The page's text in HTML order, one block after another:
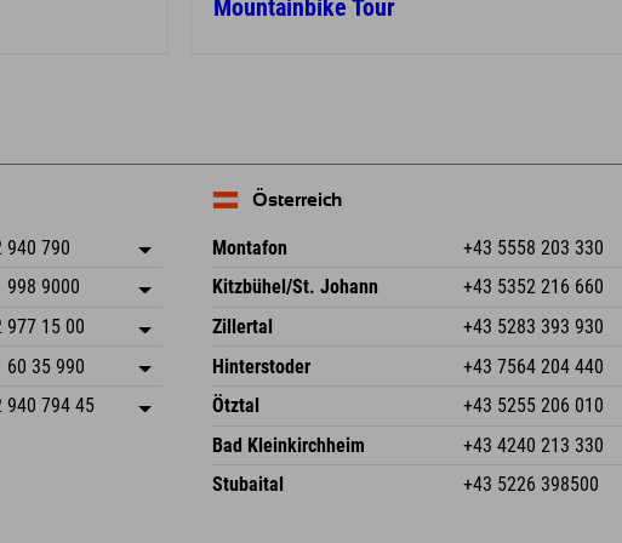
Mountainbike Tour
940 790
speichern
998 9000
speichern
977 15 00
speichern
60 35 990
speichern
940 794 45
Österreich
Montafon +43 5558 203 330
Dorfstr. 127b
Österreich
Adresse speichern
Buchen
Kitzbühel/St. Johann +43 5352 216 660
Speckbacherstraße 87
Österreich
Adresse speichern
Buchen
Zillertal +43 5283 393 930
Schmiedau 2
Österreich
Adresse speichern
Buchen
Hinterstoder +43 7564 204 440
Freizeitpark 10
Österreich
Adresse speichern
Buchen
Ötztal +43 5255 206 010
Gscheat 14
Österreich
Adresse speichern
Buchen
Bad Kleinkirchheim +43 4240 213 330
Dorfstraße 24
Adresse speichern
Stubaital +43 5226 398500